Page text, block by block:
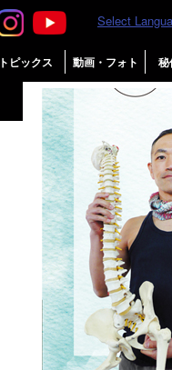
トピックス 動画・フォト 秘
Select